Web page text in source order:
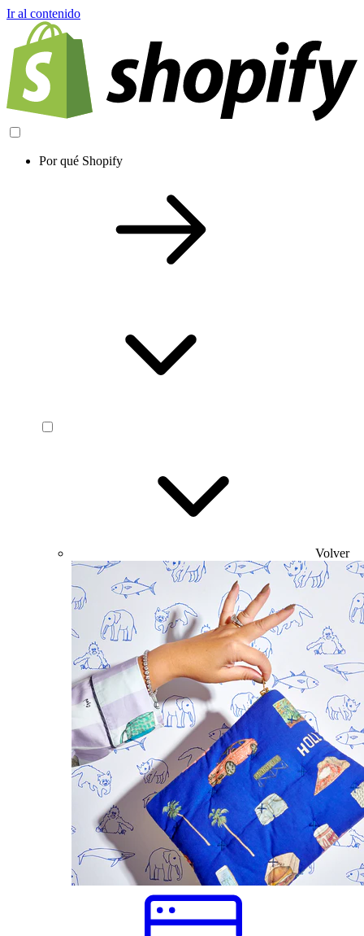
Ir al contenido
Por qué Shopify
Volver